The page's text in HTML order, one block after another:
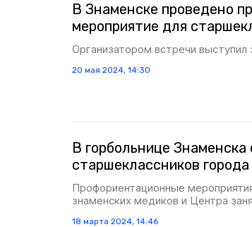
В Знаменске проведено
мероприятие для
Организатором встречи выступил
20 мая 2024, 14:30
В горбольнице Знаменска
старшеклассников города
Профориентационные
знаменских медиков и Центра
18 марта 2024, 14:46